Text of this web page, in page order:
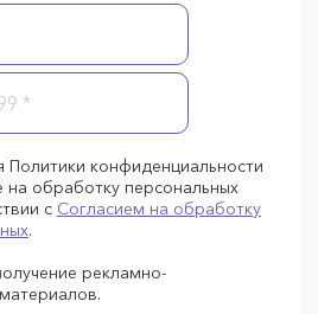
Политики конфиденциальности
обработку персональных
с Согласием на обработку
.
рекламно-